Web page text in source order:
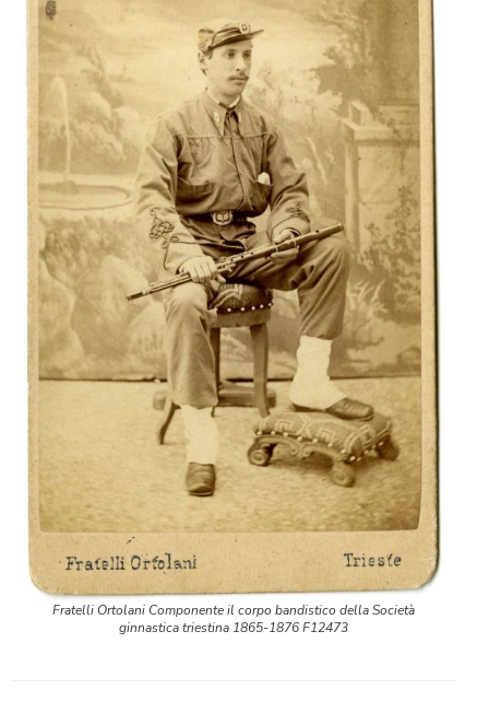
Fratelli Ortolani Componente il corpo bandistico della Società
ginnastica triestina 1865-1876 F12473